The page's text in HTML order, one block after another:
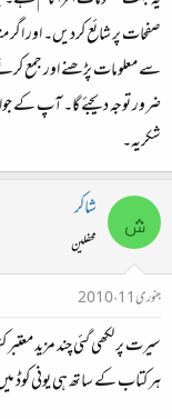
صفحات پر شائع کردیں۔ اور
سے معلومات پڑھنے اور
ضرور توجہ دیجئے گا۔ آپ کے
شکریہ۔
ش شاکر
محفلین
جنوری 11، 2010
سیرت پر لکھی گئی چند مزید
ہر کتاب کے ساتھ ہی یونی کوڈ